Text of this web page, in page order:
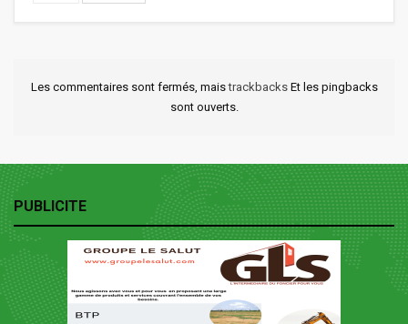
Les commentaires sont fermés, maistrackbacks Et les pingbacks
sont ouverts.
PUBLICITE